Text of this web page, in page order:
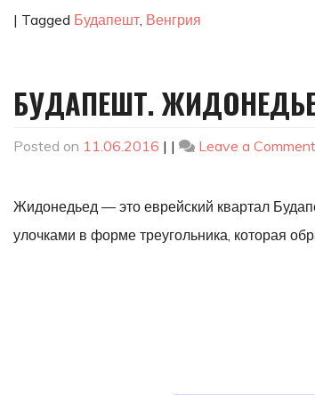
| Tagged Будапешт, Венгрия
БУДАПЕШТ.
Posted on 11.06.2016 | | Leave a Comment
Жидонедьед — это еврейский квартал
улочками в форме треугольника, которая